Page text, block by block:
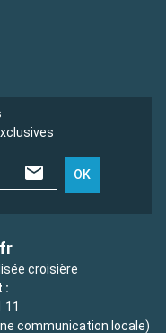
OK
croisière
:
11
communication locale)